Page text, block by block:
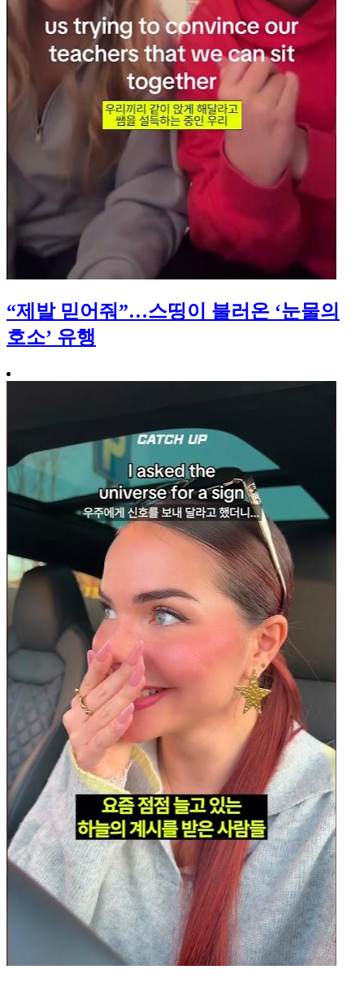
“제발 믿어줘”…스띵이 불러온 ‘눈물의
호소’ 유행